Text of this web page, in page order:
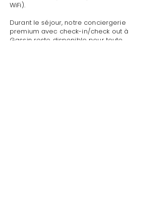
WiFi).
Durant le séjour, notre conciergerie
premium avec check-in/check out à
Gassin reste disponible pour toute